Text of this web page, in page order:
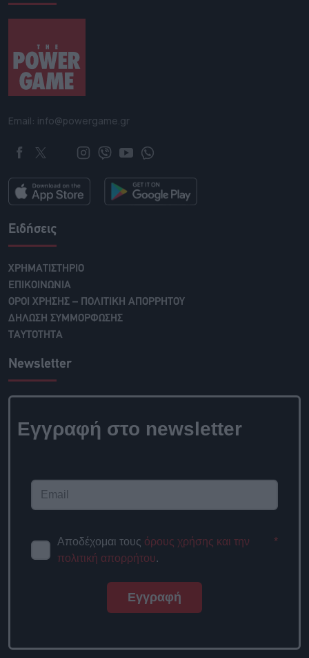
Email: info@powergame.gr
Ειδήσεις
ΧΡΗΜΑΤΙΣΤΗΡΙΟ
ΕΠΙΚΟΙΝΩΝΙΑ
ΟΡΟΙ ΧΡΗΣΗΣ – ΠΟΛΙΤΙΚΗ ΑΠΟΡΡΗΤΟΥ
ΔΗΛΩΣΗ ΣΥΜΜΟΡΦΩΣΗΣ
ΤΑΥΤΟΤΗΤΑ
Newsletter
Εγγραφή στο newsletter
Αποδέχομαι τους όρους χρήσης και την
πολιτική απορρήτου.
*
Εγγραφή